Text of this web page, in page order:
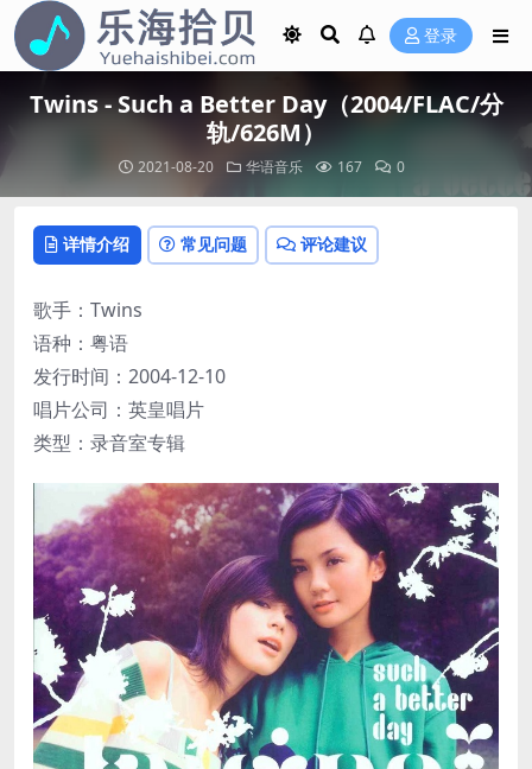
登录
Twins - Such a Better Day（2004/FLAC/分
轨/626M）
2021-08-20 华语音乐 167 0
详情介绍 常见问题 评论建议
歌手：Twins
语种：粤语
发行时间：2004-12-10
唱片公司：英皇唱片
类型：录音室专辑